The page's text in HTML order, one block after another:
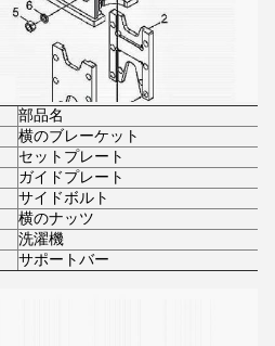
部品名
横のブレーケット
セットプレート
ガイドプレート
サイドボルト
横のナッツ
洗濯機
サポートバー